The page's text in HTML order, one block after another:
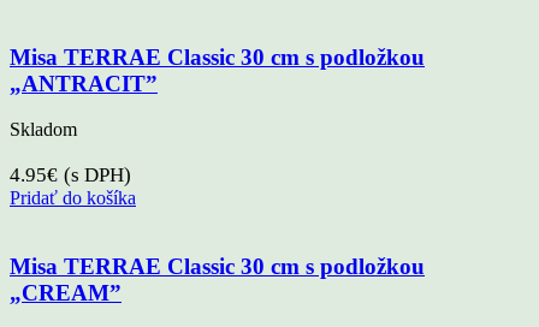
Misa TERRAE Classic 30 cm s podložkou
„ANTRACIT”
Skladom
4.95€ (s DPH)
Pridať do košíka
Misa TERRAE Classic 30 cm s podložkou
„CREAM”